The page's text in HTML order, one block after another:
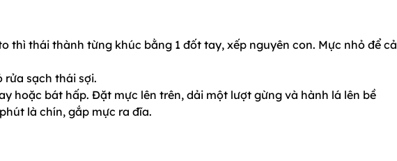
thì thái thành từng khúc bằng 1 đốt tay, xếp nguyên con. Mực nhỏ để cả
rửa sạch thái sợi.
hoặc bát hấp. Đặt mực lên trên, dải một lượt gừng và hành lá lên bề
là chín, gắp mực ra đĩa.